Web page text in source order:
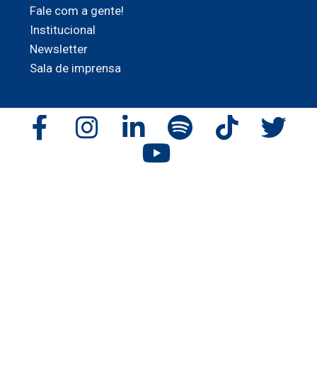
Fale com a gente!
Institucional
Newsletter
Sala de imprensa